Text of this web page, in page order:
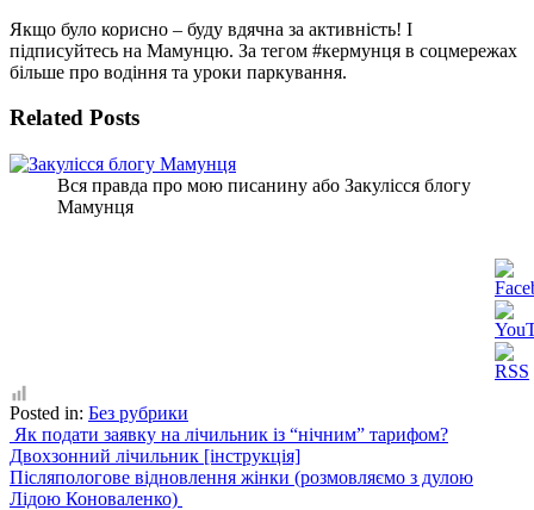
Якщо було корисно – буду вдячна за активність! І
підписуйтесь на Мамунцю. За тегом #кермунця в соцмережах
більше про водіння та уроки паркування.
Related Posts
Вся правда про мою писанину або Закулісся блогу
Мамунця
Posted in: Без рубрики
Post
navigation
Як подати заявку на лічильник із “нічним” тарифом?
Двохзонний лічильник [інструкція]
Післяпологове відновлення жінки (розмовляємо з дулою
Лідою Коноваленко)